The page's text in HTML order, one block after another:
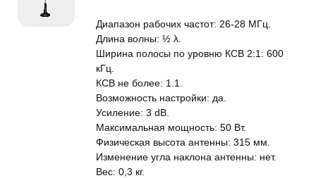
Диапазон рабочих частот: 26-28 МГц.
Длина волны: ½ λ.
Ширина полосы по уровню КСВ 2:1: 600
кГц.
КСВ не более: 1.1.
Возможность настройки: да.
Усиление: 3 dB.
Максимальная мощность: 50 Вт.
Физическая высота антенны: 315 мм.
Изменение угла наклона антенны: нет.
Вес: 0,3 кг.